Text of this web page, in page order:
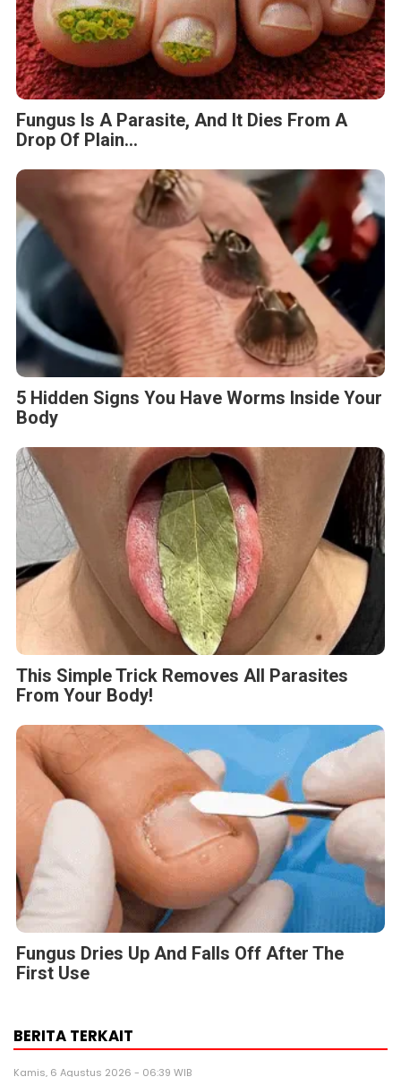
Fungus Is A Parasite, And It Dies From A
Drop Of Plain...
5 Hidden Signs You Have Worms Inside Your
Body
This Simple Trick Removes All Parasites
From Your Body!
Fungus Dries Up And Falls Off After The
First Use
BERITA TERKAIT
Kamis, 6 Agustus 2026 - 06:39 WIB